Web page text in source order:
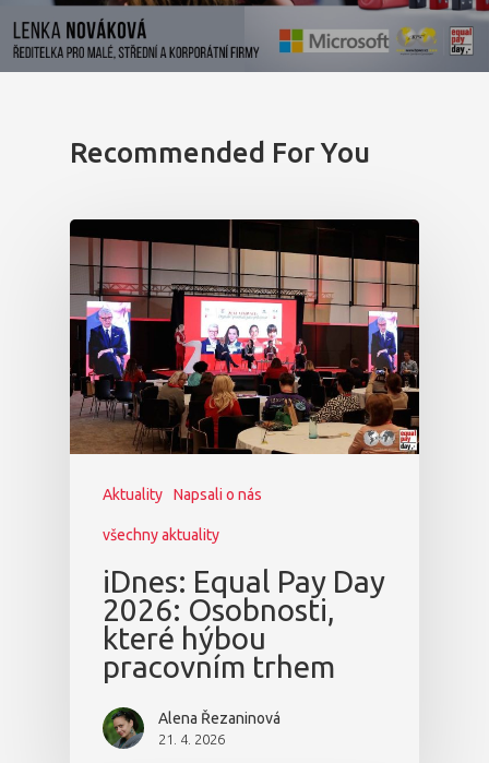
Recommended For You
Aktuality Napsali o nás
všechny aktuality
iDnes: Equal Pay Day
2026: Osobnosti,
které hýbou
pracovním trhem
Alena Řezaninová
21. 4. 2026
Aktuality
Partneři